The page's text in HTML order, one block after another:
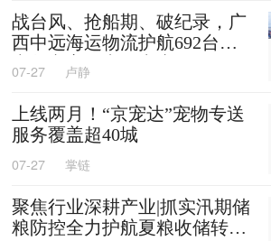
战台风、抢船期、破纪录，广
西中远海运物流护航692台国
产整车高效出口中东
07-27 卢静
上线两月！“京宠达”宠物专送
服务覆盖超40城
07-27 掌链
聚焦行业深耕产业|抓实汛期储
粮防控全力护航夏粮收储转运